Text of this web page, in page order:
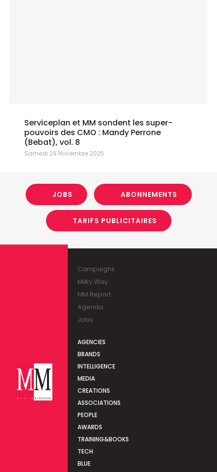
Serviceplan et MM sondent les super-
pouvoirs des CMO : Mandy Perrone
(Bebat), vol. 8
Samedi 29 Novembre 2025
JOBS ABONNEMENTS
TARIFS PUBLICITAIRES
Campaigns
Milky Way
MM Report
Agenda
Jobs
AGENCIES
BRANDS
INTELLIGENCE
MEDIA
CREATIONS
ASSOCIATIONS
PEOPLE
AWARDS
TRAINING&BOOKS
TECH
BLUE